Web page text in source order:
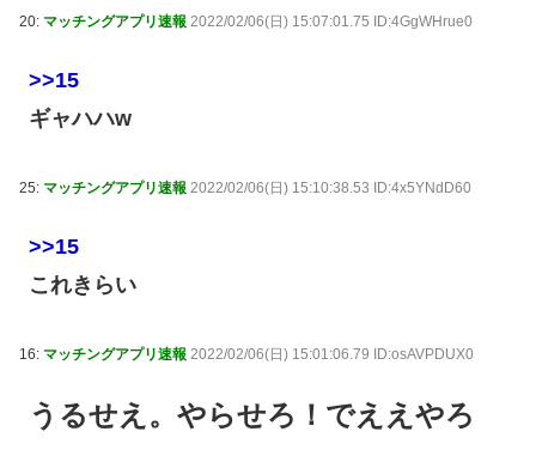
20: マッチングアプリ速報 2022/02/06(日) 15:07:01.75 ID:4GgWHrue0
>>15
ギャハハw
25: マッチングアプリ速報 2022/02/06(日) 15:10:38.53 ID:4x5YNdD60
>>15
これきらい
16: マッチングアプリ速報 2022/02/06(日) 15:01:06.79 ID:osAVPDUX0
うるせえ。やらせろ！でええやろ